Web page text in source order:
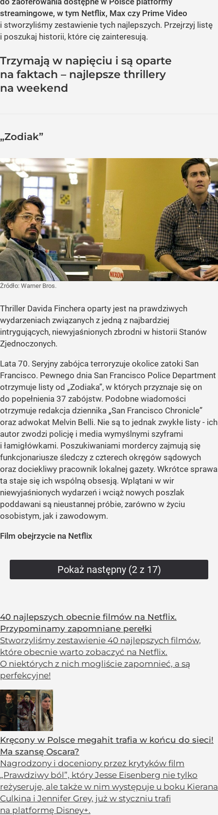
streamingowe, w tym Netflix, Max czy Prime Video
i stworzyliśmy zestawienie tych najlepszych. Przejrzyj listę
i poszukaj historii, które cię zainteresują.
Trzymają w napięciu i są oparte
na faktach – najlepsze thrillery
na weekend
„Zodiak”
Żródło: Warner Bros.
Thriller Davida Finchera oparty jest na prawdziwych
wydarzeniach związanych z jedną z najbardziej
intrygujących, niewyjaśnionych zbrodni w historii Stanów
Zjednoczonych.
Lata 70. Seryjny zabójca terroryzuje okolice zatoki San
Francisco. Pewnego dnia San Francisco Police Department
otrzymuje listy od „Zodiaka”, w których przyznaje się on
do popełnienia 37 zabójstw. Podobne wiadomości
otrzymuje redakcja dziennika „San Francisco Chronicle”
oraz adwokat Melvin Belli. Nie są to jednak zwykłe listy - ich
autor zwodzi policję i media wymyślnymi szyframi
i łamigłówkami. Poszukiwaniami mordercy zajmują się
funkcjonariusze śledczy z czterech okręgów sądowych
oraz dociekliwy pracownik lokalnej gazety. Wkrótce sprawa
ta staje się ich wspólną obsesją. Wplątani w wir
niewyjaśnionych wydarzeń i wciąż nowych poszlak
poddawani są nieustannej próbie, zarówno w życiu
osobistym, jak i zawodowym.
Film obejrzycie na Netflix
Pokaż następny (2 z 17)
40 najlepszych obecnie filmów na Netflix.
Przypominamy zapomniane perełki
Stworzyliśmy zestawienie 40 najlepszych filmów,
które obecnie warto zobaczyć na Netflix.
O niektórych z nich mogliście zapomnieć, a są
perfekcyjne!
Kręcony w Polsce megahit trafia w końcu do sieci!
Ma szansę Oscara?
Nagrodzony i doceniony przez krytyków film
„Prawdziwy ból”, który Jesse Eisenberg nie tylko
reżyseruje, ale także w nim występuje u boku Kierana
Culkina i Jennifer Grey, już w styczniu trafi
na platformę Disney+.